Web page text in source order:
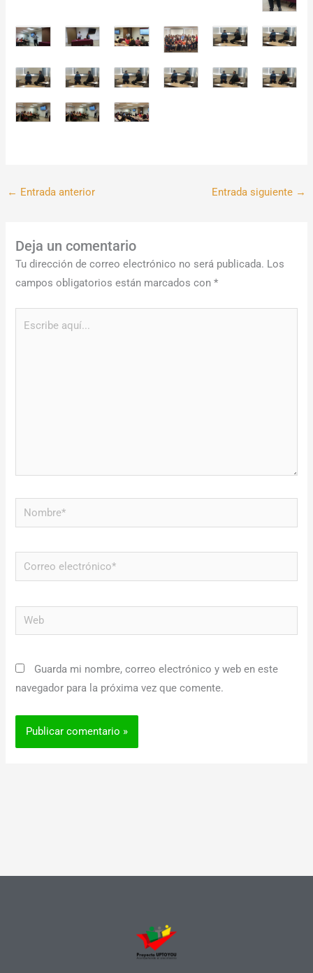
← Entrada anterior Entrada siguiente →
Deja un comentario
Tu dirección de correo electrónico no será publicada. Los
campos obligatorios están marcados con*
Nombre*
Correo
electrónico*
Web
Guarda mi nombre, correo electrónico y web en este
navegador para la próxima vez que comente.